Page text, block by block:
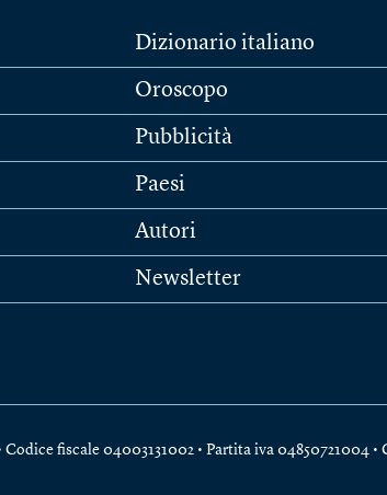
Dizionario italiano
Oroscopo
Pubblicità
Paesi
Autori
Newsletter
fiscale 04003131002 • Partita iva 04850721004 •